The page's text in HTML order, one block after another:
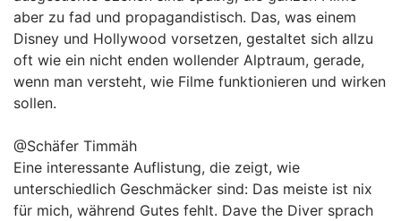
aber zu fad und propagandistisch. Das, was einem
Disney und Hollywood vorsetzen, gestaltet sich allzu
oft wie ein nicht enden wollender Alptraum, gerade,
wenn man versteht, wie Filme funktionieren und wirken
sollen.
@Schäfer Timmäh
Eine interessante Auflistung, die zeigt, wie
unterschiedlich Geschmäcker sind: Das meiste ist nix
für mich, während Gutes fehlt. Dave the Diver sprach